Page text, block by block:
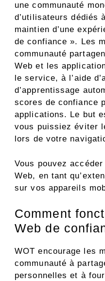
une communauté
d’utilisateurs dédiés
maintien d’une
de confiance ». Les
communauté
Web et les
le service, à l’aide
d’apprentissage
scores de confiance
applications. Le but
vous puissiez éviter
lors de votre
Vous pouvez
Web, en tant
sur vos appareils
Comment
Web de
WOT encourage les
communauté à
personnelles et à